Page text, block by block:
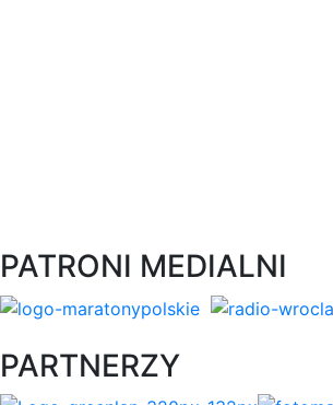
PATRONI MEDIALNI
PARTNERZY